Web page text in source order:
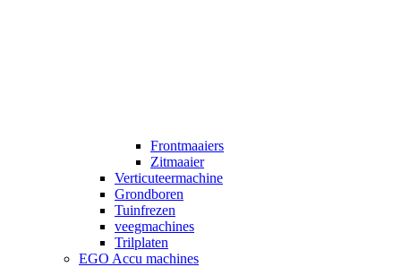
Frontmaaiers
Zitmaaier
Verticuteermachine
Grondboren
Tuinfrezen
veegmachines
Trilplaten
EGO Accu machines